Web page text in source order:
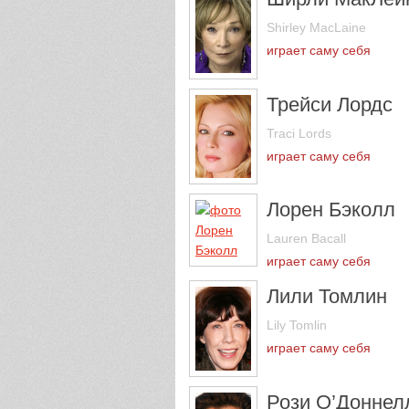
Shirley MacLaine
играет саму себя
Трейси Лордс
Traci Lords
играет саму себя
Лорен Бэколл
Lauren Bacall
играет саму себя
Лили Томлин
Lily Tomlin
играет саму себя
Рози